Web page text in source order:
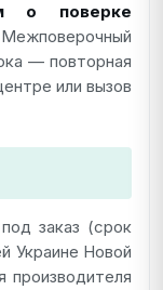
о поверке
— повторная
или вызов
заказ (срок
Украине Новой